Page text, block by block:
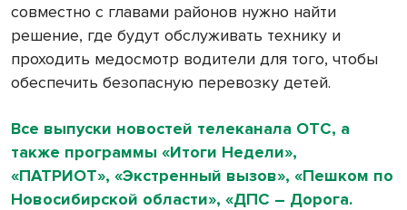
совместно с главами районов нужно найти
решение, где будут обслуживать технику и
проходить медосмотр водители для того, чтобы
обеспечить безопасную перевозку детей.
Все выпуски новостей телеканала ОТС, а
также программы «Итоги Недели»,
«ПАТРИОТ», «Экстренный вызов», «Пешком по
Новосибирской области», «ДПС – Дорога.